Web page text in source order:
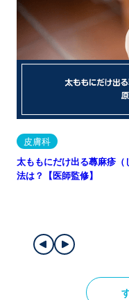
皮膚科
太ももにだけ出る蕁麻疹
法は？【医師監修】